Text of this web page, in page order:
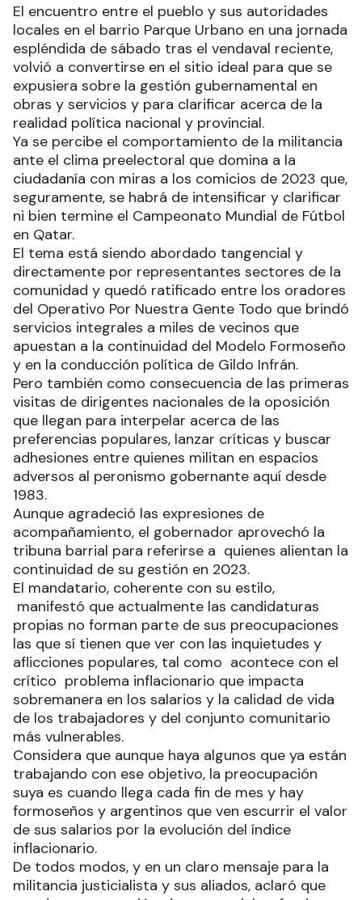
El encuentro entre el pueblo y sus autoridades
locales en el barrio Parque Urbano en una jornada
espléndida de sábado tras el vendaval reciente,
volvió a convertirse en el sitio ideal para que se
expusiera sobre la gestión gubernamental en
obras y servicios y para clarificar acerca de la
realidad política nacional y provincial.
Ya se percibe el comportamiento de la militancia
ante el clima preelectoral que domina a la
ciudadanía con miras a los comicios de 2023 que,
seguramente, se habrá de intensificar y clarificar
ni bien termine el Campeonato Mundial de Fútbol
en Qatar.
El tema está siendo abordado tangencial y
directamente por representantes sectores de la
comunidad y quedó ratificado entre los oradores
del Operativo Por Nuestra Gente Todo que brindó
servicios integrales a miles de vecinos que
apuestan a la continuidad del Modelo Formoseño
y en la conducción política de Gildo Infrán.
Pero también como consecuencia de las primeras
visitas de dirigentes nacionales de la oposición
que llegan para interpelar acerca de las
preferencias populares, lanzar críticas y buscar
adhesiones entre quienes militan en espacios
adversos al peronismo gobernante aquí desde
1983.
Aunque agradeció las expresiones de
acompañamiento, el gobernador aprovechó la
tribuna barrial para referirse a quienes alientan la
continuidad de su gestión en 2023.
El mandatario, coherente con su estilo,
manifestó que actualmente las candidaturas
propias no forman parte de sus preocupaciones
las que sí tienen que ver con las inquietudes y
aflicciones populares, tal como acontece con el
crítico problema inflacionario que impacta
sobremanera en los salarios y la calidad de vida
de los trabajadores y del conjunto comunitario
más vulnerables.
Considera que aunque haya algunos que ya están
trabajando con ese objetivo, la preocupación
suya es cuando llega cada fin de mes y hay
formoseños y argentinos que ven escurrir el valor
de sus salarios por la evolución del índice
inflacionario.
De todos modos, y en un claro mensaje para la
militancia justicialista y sus aliados, aclaró que